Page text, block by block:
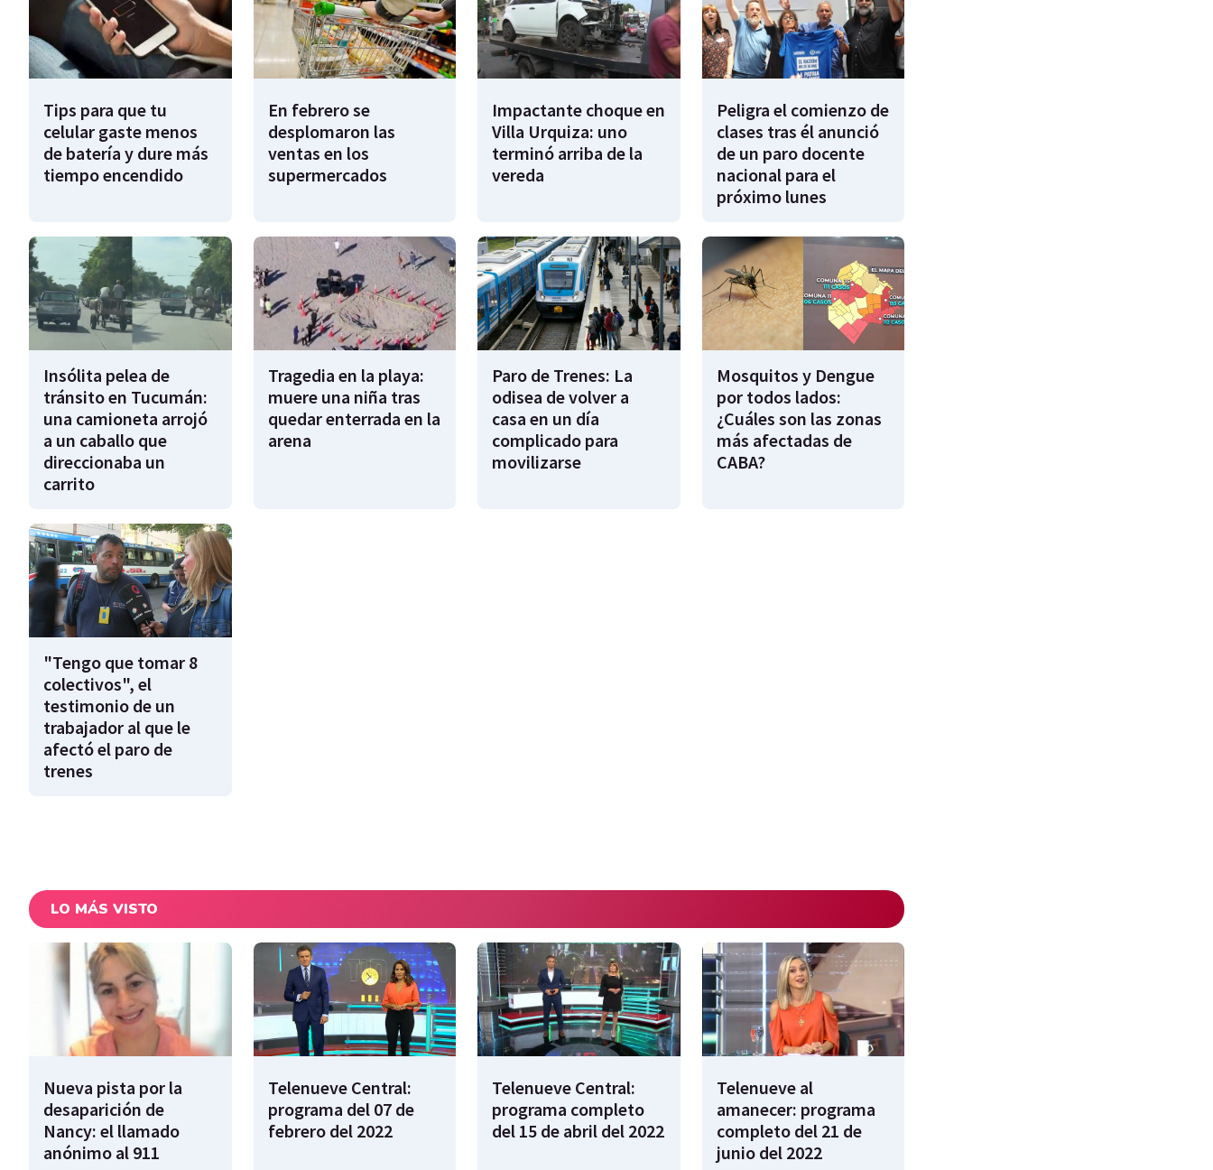
Tips para que tu
celular gaste menos
de batería y dure más
tiempo encendido
En febrero se
desplomaron las
ventas en los
supermercados
Impactante choque en
Villa Urquiza: uno
terminó arriba de la
vereda
Peligra el comienzo de
clases tras él anunció
de un paro docente
nacional para el
próximo lunes
Insólita pelea de
tránsito en Tucumán:
una camioneta arrojó
a un caballo que
direccionaba un
carrito
Tragedia en la playa:
muere una niña tras
quedar enterrada en la
arena
Paro de Trenes: La
odisea de volver a
casa en un día
complicado para
movilizarse
Mosquitos y Dengue
por todos lados:
¿Cuáles son las zonas
más afectadas de
CABA?
"Tengo que tomar 8
colectivos", el
testimonio de un
trabajador al que le
afectó el paro de
trenes
LO MÁS VISTO
Nueva pista por la
desaparición de
Nancy: el llamado
anónimo al 911
Telenueve Central:
programa del 07 de
febrero del 2022
Telenueve Central:
programa completo
del 15 de abril del 2022
Telenueve al
amanecer: programa
completo del 21 de
junio del 2022